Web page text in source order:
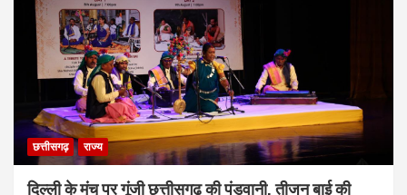
छत्तीसगढ़ राज्य
दिल्ली के मंच पर गूंजी छत्तीसगढ़ की पंडवानी, तीजन बाई की